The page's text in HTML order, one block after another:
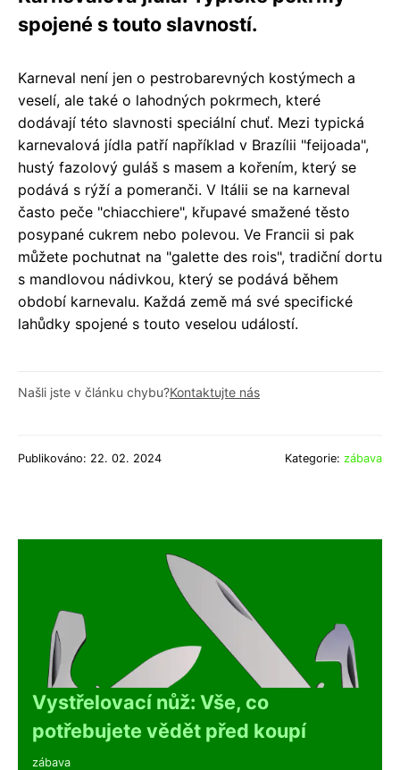
spojené s touto slavností.
Karneval není jen o pestrobarevných kostýmech a
veselí, ale také o lahodných pokrmech, které
dodávají této slavnosti speciální chuť. Mezi typická
karnevalová jídla patří například v Brazílii "feijoada",
hustý fazolový guláš s masem a kořením, který se
podává s rýží a pomeranči. V Itálii se na karneval
často peče "chiacchiere", křupavé smažené těsto
posypané cukrem nebo polevou. Ve Francii si pak
můžete pochutnat na "galette des rois", tradiční dortu
s mandlovou nádivkou, který se podává během
období karnevalu. Každá země má své specifické
lahůdky spojené s touto veselou událostí.
Našli jste v článku chybu?Kontaktujte nás
Publikováno: 22. 02. 2024 Kategorie: zábava
Vystřelovací nůž: Vše, co
potřebujete vědět před koupí
zábava